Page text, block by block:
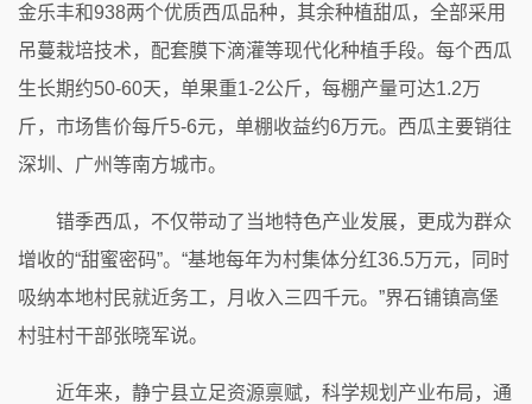
金乐丰和938两个优质西瓜品种，其余种植甜瓜，全部采用
吊蔓栽培技术，配套膜下滴灌等现代化种植手段。每个西瓜
生长期约50-60天，单果重1-2公斤，每棚产量可达1.2万
斤，市场售价每斤5-6元，单棚收益约6万元。西瓜主要销往
深圳、广州等南方城市。
错季西瓜，不仅带动了当地特色产业发展，更成为群众
增收的“甜蜜密码”。“基地每年为村集体分红36.5万元，同时
吸纳本地村民就近务工，月收入三四千元。”界石铺镇高堡
村驻村干部张晓军说。
近年来，静宁县立足资源禀赋，科学规划产业布局，通